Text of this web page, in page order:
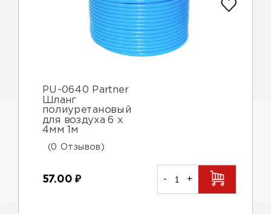
PU-0640 Partner
Шланг
полиуретановый
для воздуха 6 x
4мм 1м
(0 Отзывов)
57.00₽ - +